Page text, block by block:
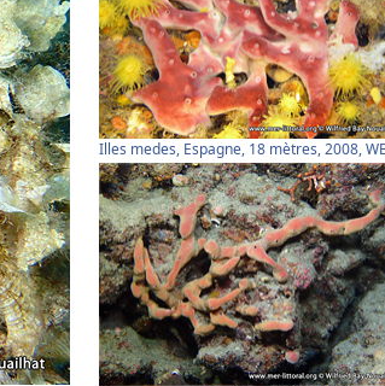
Illes medes, Espagne, 18 mètres, 2008,